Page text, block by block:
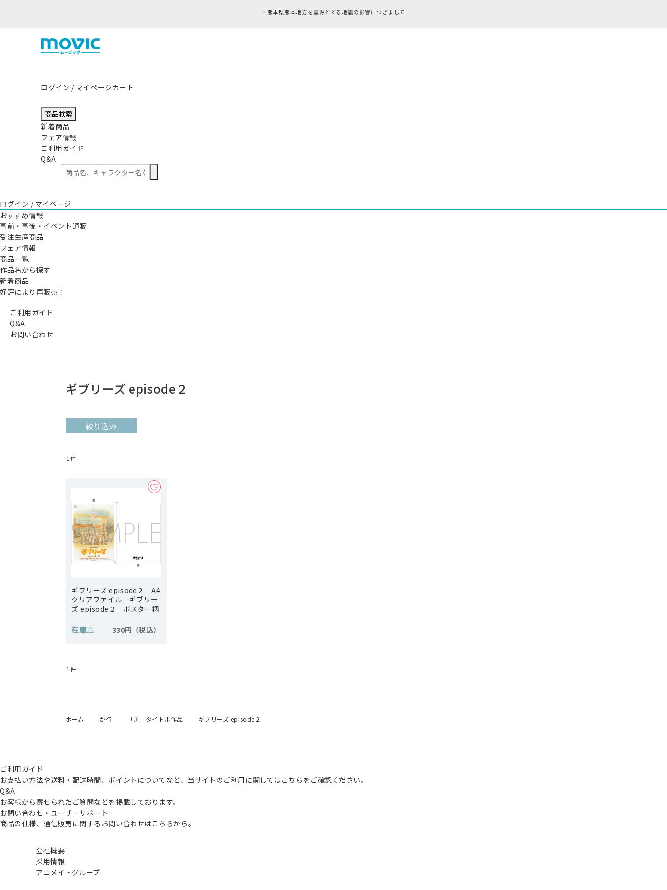
熊本県熊本地方を震源とする地震の影響につきまして
ログイン / マイページカート
商品検索
新着商品
フェア情報
ご利用ガイド
Q&A
ログイン / マイページ
おすすめ情報
事前・事後・イベント通販
受注生産商品
フェア情報
商品一覧
作品名から探す
新着商品
好評により再販売！
ご利用ガイド
Q&A
お問い合わせ
ギブリーズ episode２
絞り込み
1 件
ギブリーズ episode２ A4
クリアファイル ギブリー
ズ episode２ ポスター柄
在庫△ 330円
1 件
ホーム か行 「き」タイトル作品 ギブリーズ episode２
ご利用ガイド
お支払い方法や送料・配送時間、ポイントについてなど、当サイトのご利用に関してはこちらをご確認ください。
Q&A
お客様から寄せられたご質問などを掲載しております。
お問い合わせ・ユーザーサポート
商品の仕様、通信販売に関するお問い合わせはこちらから。
会社概要
採用情報
アニメイトグループ